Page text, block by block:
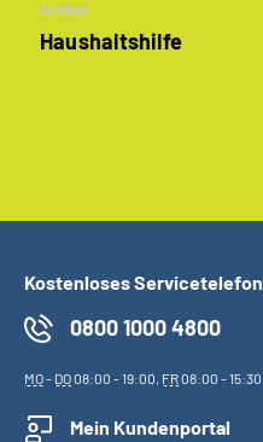
Artikel
Haushaltshilfe
Kostenloses Servicetelefon
0800 1000 4800
MO- DO08:00 - 19:00, FR08:00 - 15:30
Mein Kundenportal